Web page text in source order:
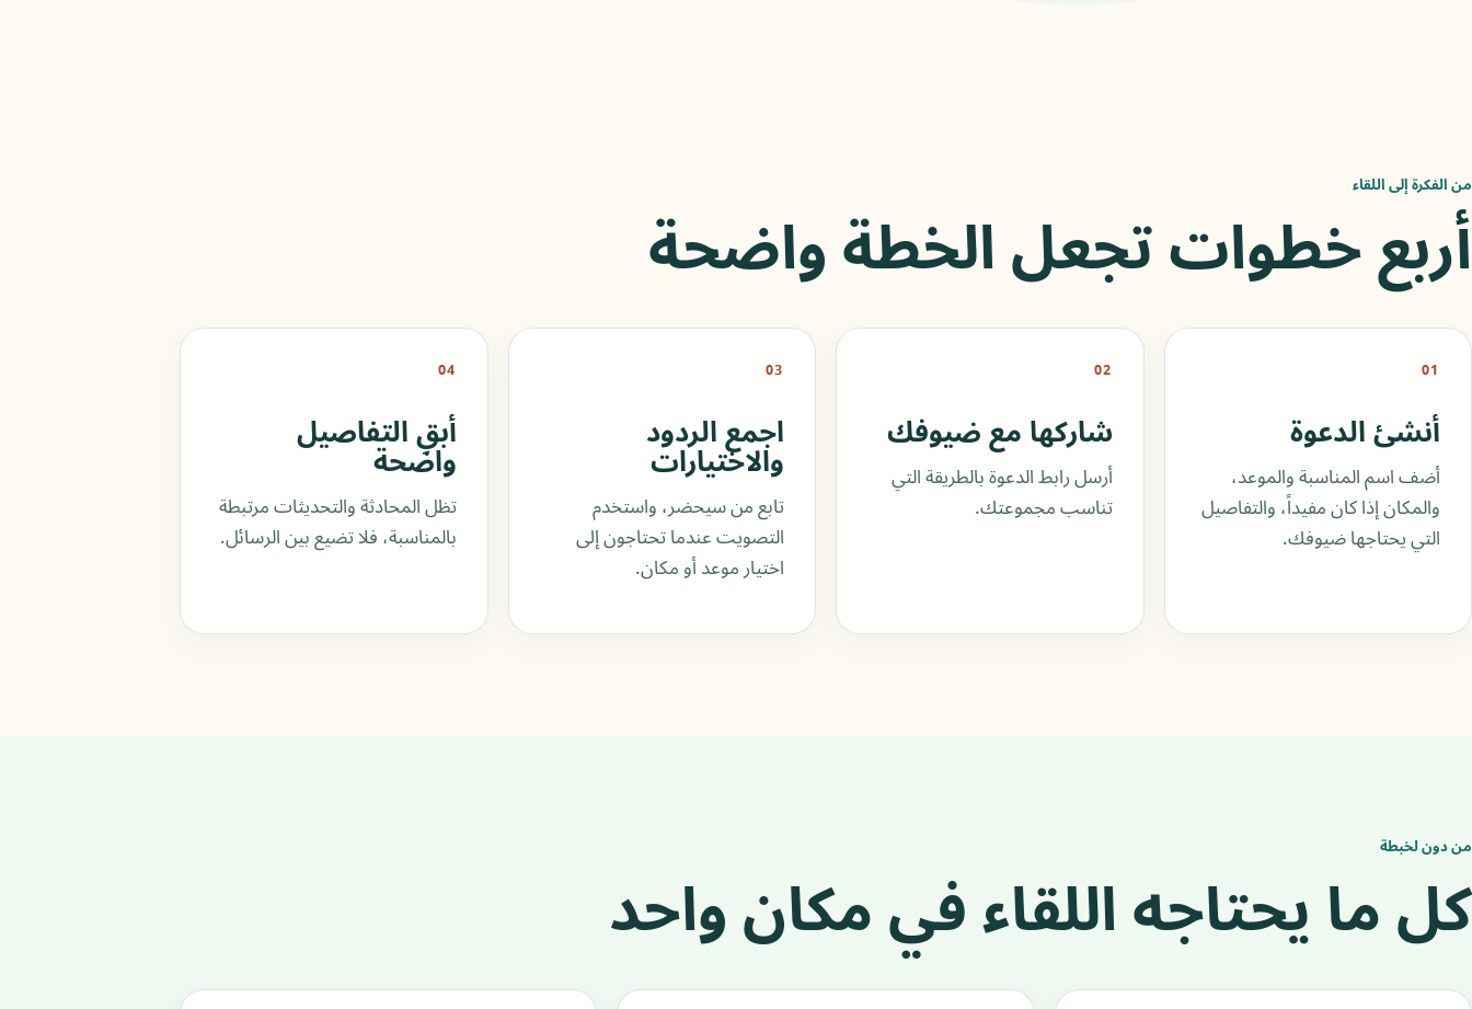
من الفكرة إلى اللقاء
أربع خطوات تجعل الخطة واضحة
01
أنشئ الدعوة
أضف اسم المناسبة والموعد،
والمكان إذا كان مفيداً، والتفاصيل
التي يحتاجها ضيوفك.
02
شاركها مع ضيوفك
أرسل رابط الدعوة بالطريقة التي
تناسب مجموعتك.
03
اجمع الردود
والاختيارات
تابع من سيحضر، واستخدم
التصويت عندما تحتاجون إلى
اختيار موعد أو مكان.
04
أبقِ التفاصيل
واضحة
تظل المحادثة والتحديثات مرتبطة
بالمناسبة، فلا تضيع بين الرسائل.
من دون لخبطة
كل ما يحتاجه اللقاء في مكان واحد